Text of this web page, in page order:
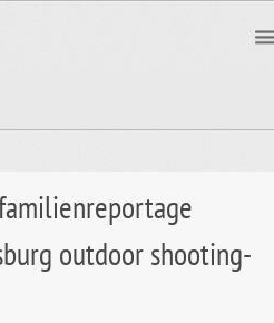
outdoor shooting-